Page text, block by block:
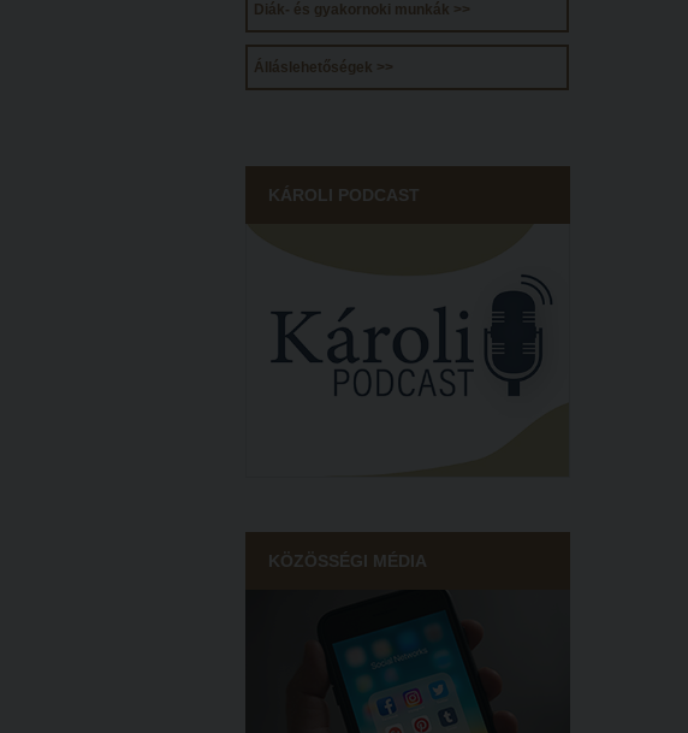
Diák- és gyakornoki munkák >>
Álláslehetőségek >>
KÁROLI PODCAST
KÖZÖSSÉGI MÉDIA